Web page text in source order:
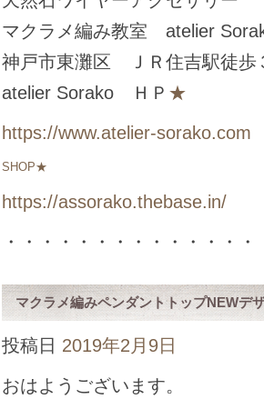
マクラメ編み教室 atelier
神戸市東灘区 ＪＲ住吉駅徒歩
atelier Sorako ＨＰ ★
https://www.atelier-sorako.com
SHOP★
https://assorako.thebase.in/
・・・・・・・・・・・・・・
マクラメ編みペンダントトップNEWデ
投稿日 2019年2月9日
おはようございます。